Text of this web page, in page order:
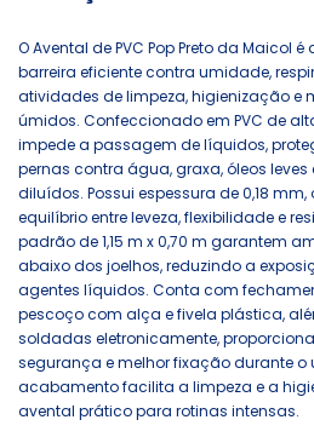
O Avental de PVC Pop Preto da Maicol
barreira eficiente contra umidade,
atividades de limpeza, higienização e
úmidos. Confeccionado em PVC de
impede a passagem de líquidos,
pernas contra água, graxa, óleos
diluídos. Possui espessura de 0,18
equilíbrio entre leveza, flexibilidade e
padrão de 1,15 m x 0,70 m garantem
abaixo dos joelhos, reduzindo a
agentes líquidos. Conta com
pescoço com alça e fivela plástica,
soldadas eletronicamente,
segurança e melhor fixação durante o
acabamento facilita a limpeza e a
avental prático para rotinas intensas.